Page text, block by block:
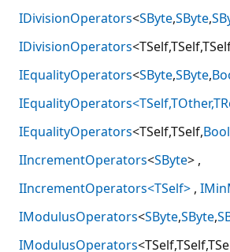
IDivisionOperators<SByte,SByte,
IDivisionOperators
IEqualityOperators<SByte,SByte,
IEqualityOperators<TSelf,TSelf,
IIncrementOperators<SByte>
IIncrementOperators<TSelf>
IModulusOperators<SByte,SByte,
IModulusOperators